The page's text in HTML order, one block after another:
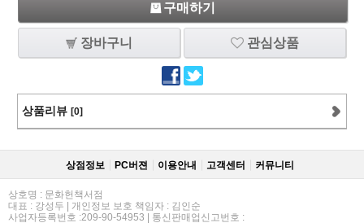
구매하기
장바구니 관심상품
상품리뷰 [0]
상점정보 PC버젼 이용안내 고객센터 커뮤니티
상호명 : 문화헌책서점
대표 : 강성두 | 개인정보 보호 책임자 : 김인순
사업자등록번호 :209-90-54953 | 통신판매업신고번호 :